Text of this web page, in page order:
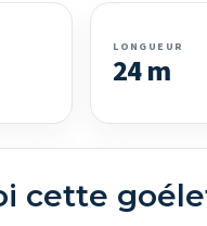
LONGUEUR
24 m
cette